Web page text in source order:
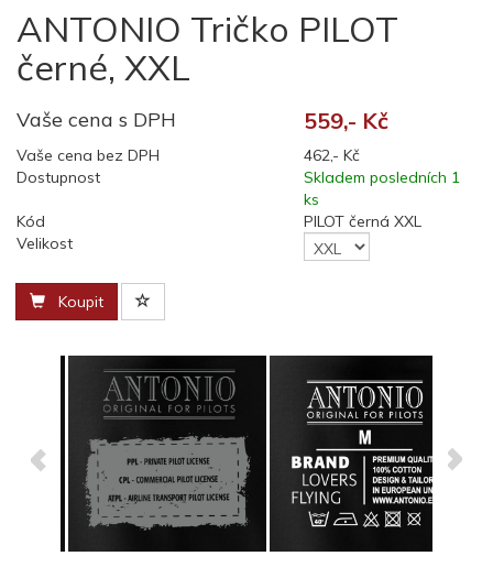
ANTONIO Tričko PILOT
černé, XXL
Vaše cena s DPH 559,- Kč
Vaše cena bez DPH
462,- Kč
Dostupnost
Skladem posledních 1
ks
Kód
PILOT černá XXL
Velikost
Koupit